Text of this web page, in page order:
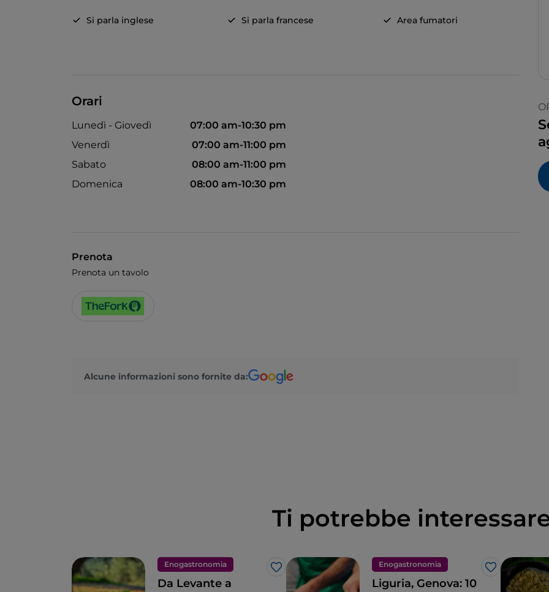
Si parla inglese Si parla francese Area fumatori
Orari
Lunedì - Giovedì
07:00 am-10:30 pm
Venerdì
07:00 am-11:00 pm
Sabato
08:00 am-11:00 pm
Domenica
08:00 am-10:30 pm
Prenota
Prenota un tavolo
Alcune informazioni sono fornite da:
Ti potrebbe
Enogastronomia
Like
Da Levante a
Enogastronomia
Like
Liguria, Genova: 10